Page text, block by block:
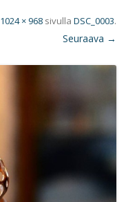
1024 × 968 sivulla DSC_0003.
Seuraava →